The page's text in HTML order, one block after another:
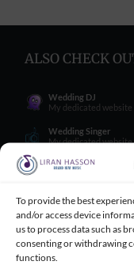
To provide the best
and/or access device
us to process data such as
consenting or withdrawing
functions.
ALSO CHECK
Wedding DJ
My dedicated website
Wedding Singer
My dedicated website
Wedding Blog
Wedding blog with
Wedding Tips for
Wedding tips
Balloncini
My wife's business -